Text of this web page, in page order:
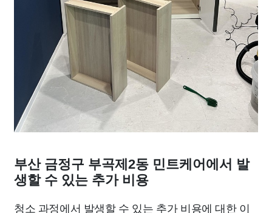
부산 금정구 부곡제2동 민트케어에서 발
생할 수 있는 추가 비용
청소 과정에서 발생할 수 있는 추가 비용에 대한 이